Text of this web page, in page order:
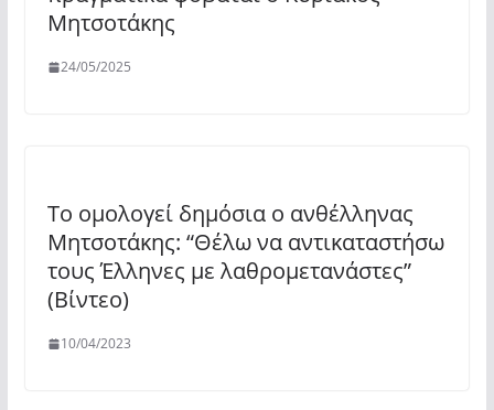
Μητσοτάκης
24/05/2025
Το ομολογεί δημόσια ο ανθέλληνας
Μητσοτάκης: “Θέλω να αντικαταστήσω
τους Έλληνες με λαθρομετανάστες”
(Βίντεο)
10/04/2023